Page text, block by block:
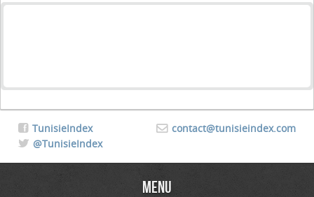
contact@tunisieindex.com
TunisieIndex
@TunisieIndex
Menu